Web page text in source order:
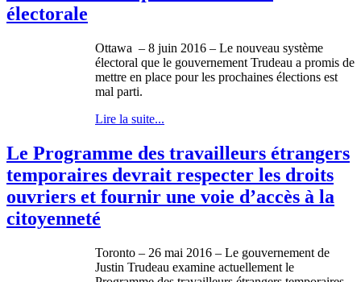
électorale
Ottawa – 8 juin 2016 – Le nouveau système
électoral que le gouvernement Trudeau a promis de
mettre en place pour les prochaines élections est
mal parti.
Lire la suite...
Le Programme des travailleurs étrangers
temporaires devrait respecter les droits
ouvriers et fournir une voie d’accès à la
citoyenneté
Toronto – 26 mai 2016 – Le gouvernement de
Justin Trudeau examine actuellement le